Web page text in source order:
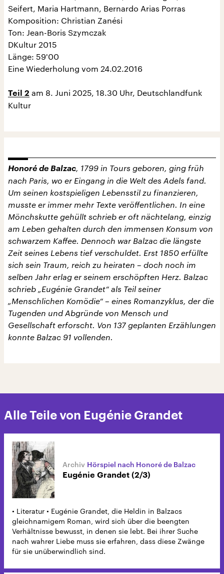
Seifert, Maria Hartmann, Bernardo Arias Porras
Komposition: Christian Zanési
Ton: Jean-Boris Szymczak
DKultur 2015
Länge: 59'00
Eine Wiederholung vom 24.02.2016
Teil 2 am 8. Juni 2025, 18.30 Uhr, Deutschlandfunk
Kultur
Honoré de Balzac, 1799 in Tours geboren, ging früh
nach Paris, wo er Eingang in die Welt des Adels fand.
Um seinen kostspieligen Lebensstil zu finanzieren,
musste er immer mehr Texte veröffentlichen. In eine
Mönchskutte gehüllt schrieb er oft nächtelang, einzig
am Leben gehalten durch den immensen Konsum von
schwarzem Kaffee. Dennoch war Balzac die längste
Zeit seines Lebens tief verschuldet. Erst 1850 erfüllte
sich sein Traum, reich zu heiraten – doch noch im
selben Jahr erlag er seinem erschöpften Herz. Balzac
schrieb „Eugénie Grandet“ als Teil seiner
„Menschlichen Komödie“ – eines Romanzyklus, der die
Tugenden und Abgründe von Mensch und
Gesellschaft erforscht. Von 137 geplanten Erzählungen
konnte Balzac 91 vollenden.
Alle Teile von Eugénie Grandet
Hörspiel nach Honoré de Balzac
Eugénie Grandet (2/3)
• Literatur • Eugénie Grandet, die Heldin in Balzacs
gleichnamigem Roman, wird sich über die beengten
Verhältnisse bewusst, in denen sie lebt. Bei ihrer Suche
nach wahrer Liebe muss sie erfahren, dass diese Zwänge
für sie unüberwindlich sind.